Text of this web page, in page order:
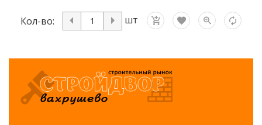
Кол-во: шт